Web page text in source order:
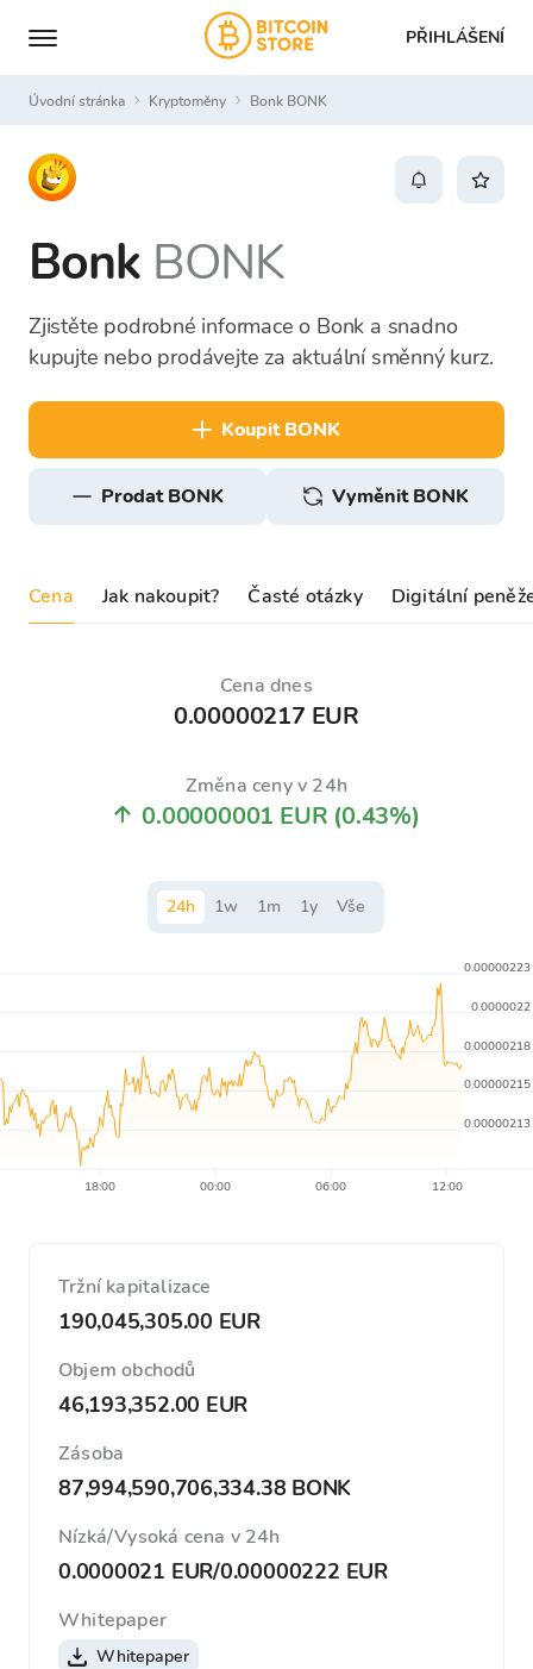
PŘIHLÁŠENÍ
Úvodní stránka Kryptoměny Bonk BONK
Bonk BONK
Zjistěte podrobné informace o Bonk a snadno
kupujte nebo prodávejte za aktuální směnný kurz.
koupit BONK
prodat BONK Vyměnit BONK
Cena Jak nakoupit? Časté otázky Digitální
Cena dnes
0.00000217 EUR
Změna ceny v 24h
0.00000001 EUR (0.43%)
24h 1w 1m 1y Vše
18:00 00:00 06:00 12:00
0.00000213
0.00000215
0.00000218
0.0000022
0.00000223
Tržní kapitalizace
190,045,305.00 EUR
Objem obchodů
46,193,352.00 EUR
Zásoba
87,994,590,706,334.38 BONK
Nízká/Vysoká cena v 24h
0.0000021 EUR/0.00000222 EUR
Whitepaper
Whitepaper